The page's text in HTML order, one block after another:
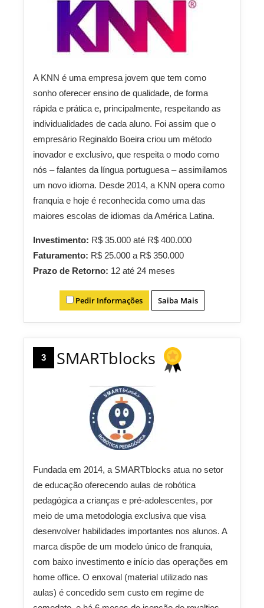
A KNN é uma empresa jovem que tem como
sonho oferecer ensino de qualidade, de forma
rápida e prática e, principalmente, respeitando as
individualidades de cada aluno. Foi assim que o
empresário Reginaldo Boeira criou um método
inovador e exclusivo, que respeita o modo como
nós – falantes da língua portuguesa – assimilamos
um novo idioma. Desde 2014, a KNN opera como
franquia e hoje é reconhecida como uma das
maiores escolas de idiomas da América Latina.
Investimento: R$ 35.000 até R$ 400.000
Faturamento: R$ 25.000 a R$ 350.000
Prazo de Retorno: 12 até 24 meses
Pedir Informações Saiba Mais
3 SMARTblocks
Fundada em 2014, a SMARTblocks atua no setor
de educação oferecendo aulas de robótica
pedagógica a crianças e pré-adolescentes, por
meio de uma metodologia exclusiva que visa
desenvolver habilidades importantes nos alunos. A
marca dispõe de um modelo único de franquia,
com baixo investimento e início das operações em
home office. O enxoval (material utilizado nas
aulas) é concedido sem custo em regime de